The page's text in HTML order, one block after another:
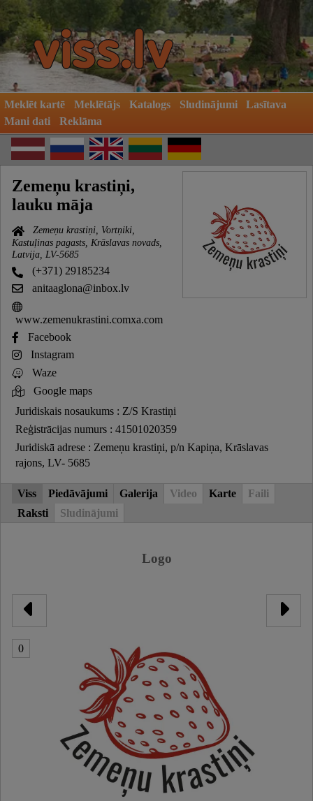
Meklēt kartē Meklētājs Katalogs Sludinājumi
Lasītava
Mani dati
Reklāma
Zemeņu krastiņi,
lauku māja
Zemeņu krastiņi, Vortņiki,
Kastuļinas pagasts, Krāslavas novads,
Latvija, LV-5685
(+371) 29185234
anitaaglona@inbox.lv
www.zemenukrastini.comxa.com
Facebook
Instagram
Waze
Google maps
Juridiskais nosaukums : Z/S Krastiņi
Reģistrācijas numurs : 41501020359
Juridiskā adrese : Zemeņu krastiņi, p/n Kapiņa, Krāslavas
rajons, LV- 5685
Viss Piedāvājumi Galerija Video Karte
Faili
Raksti
Sludinājumi
Logo
0